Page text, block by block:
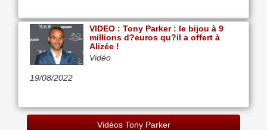
19/08/2022
VIDEO : Tony Parker : le bijou à 9
millions d?euros qu?il a offert à
Alizée !
Vidéo
Vidéos Tony Parker